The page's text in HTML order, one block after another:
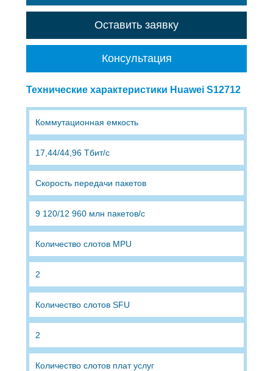
Оставить заявку
Консультация
Технические характеристики Huawei S12712
Коммутационная емкость
17,44/44,96 Тбит/с
Скорость передачи пакетов
9 120/12 960 млн пакетов/с
Количество слотов MPU
2
Количество слотов SFU
2
Количество слотов плат услуг